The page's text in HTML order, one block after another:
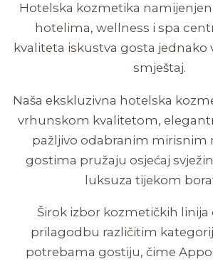
Hotelska kozmetika
hotelima, wellness i spa
kvaliteta iskustva gosta jednako
smještaj.
Naša ekskluzivna hotelska
vrhunskom kvalitetom,
pažljivo odabranim mirisnim
gostima pružaju osjećaj
luksuza tijekom
Širok izbor kozmetičkih
prilagodbu različitim
potrebama gostiju, čime